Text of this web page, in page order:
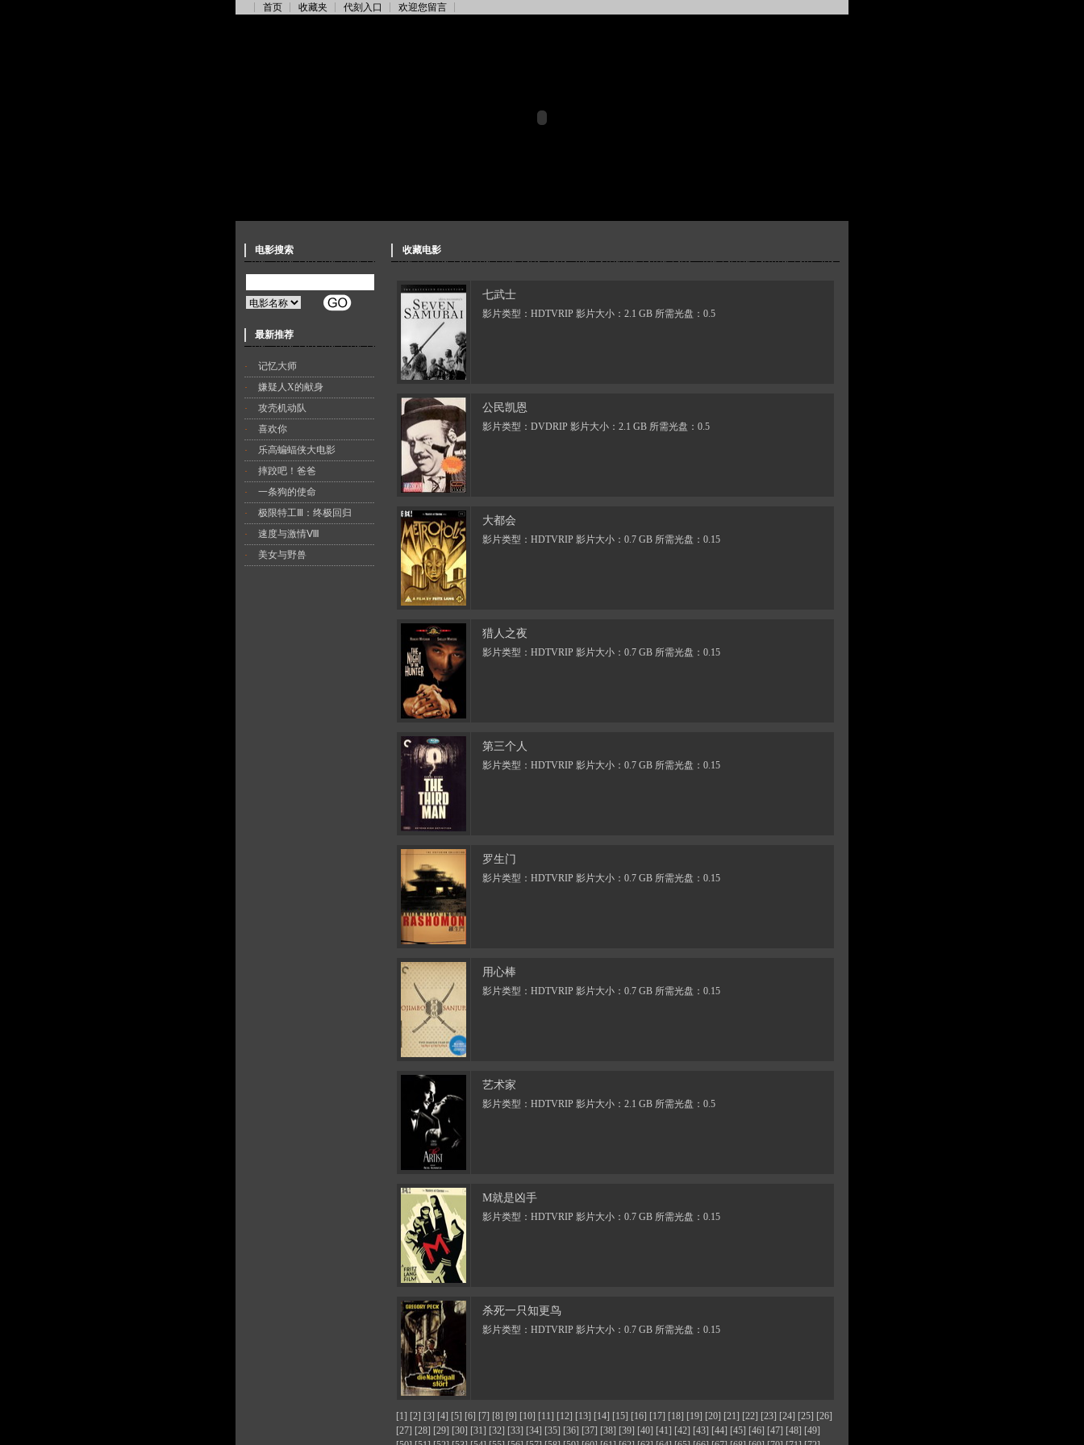
首页 收藏夹 代刻入口 欢迎您留言
电影搜索
最新推荐
·
记忆大师
·
嫌疑人X的献身
·
攻壳机动队
·
喜欢你
·
乐高蝙蝠侠大电影
·
摔跤吧！爸爸
·
一条狗的使命
·
极限特工Ⅲ：终极回归
·
速度与激情Ⅷ
·
美女与野兽
收藏电影
七武士
影片类型：HDTVRIP 影片大小：2.1 GB 所需光盘：0.5
公民凯恩
影片类型：DVDRIP 影片大小：2.1 GB 所需光盘：0.5
大都会
影片类型：HDTVRIP 影片大小：0.7 GB 所需光盘：0.15
猎人之夜
影片类型：HDTVRIP 影片大小：0.7 GB 所需光盘：0.15
第三个人
影片类型：HDTVRIP 影片大小：0.7 GB 所需光盘：0.15
罗生门
影片类型：HDTVRIP 影片大小：0.7 GB 所需光盘：0.15
用心棒
影片类型：HDTVRIP 影片大小：0.7 GB 所需光盘：0.15
艺术家
影片类型：HDTVRIP 影片大小：2.1 GB 所需光盘：0.5
M就是凶手
影片类型：HDTVRIP 影片大小：0.7 GB 所需光盘：0.15
杀死一只知更鸟
影片类型：HDTVRIP 影片大小：0.7 GB 所需光盘：0.15
[1] [2] [3] [4] [5] [6] [7] [8] [9] [10] [11] [12] [13] [14] [15] [16] [17] [18] [19] [20] [21] [22] [23] [24] [25] [26]
[27] [28] [29] [30] [31] [32] [33] [34] [35] [36] [37] [38] [39] [40] [41] [42] [43] [44] [45] [46] [47] [48] [49]